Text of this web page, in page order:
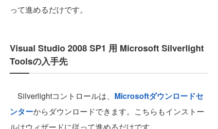
って進めるだけです。
Visual Studio 2008 SP1 用 Microsoft Silverlight
Toolsの入手先
Silverlightコントロールは、 Microsoftダウンロードセ
ンターからダウンロードできます。こちらもインストー
ルはウィザードに従って進めるだけです。